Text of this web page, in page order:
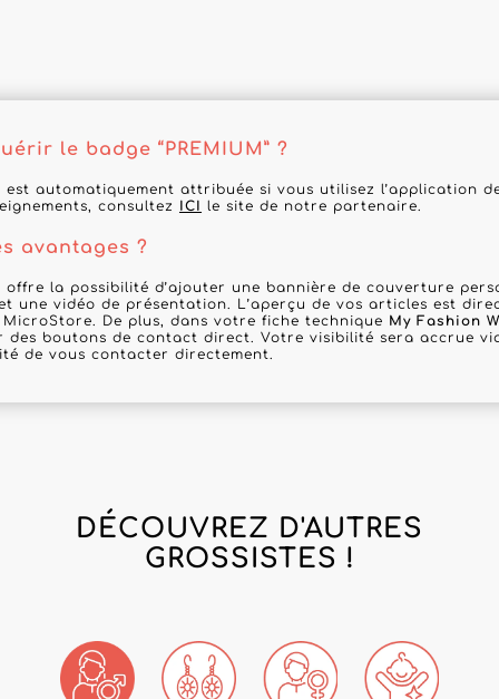
le badge “PREMIUM” ?
est automatiquement attribuée si vous utilisez l’application
consultez ICI le site de notre partenaire.
avantages ?
la possibilité d’ajouter une bannière de couverture
une vidéo de présentation. L’aperçu de vos articles est
De plus, dans votre fiche technique My Fashion
des boutons de contact direct. Votre visibilité sera accrue
de vous contacter directement.
DÉCOUVREZ D'AUTRES
GROSSISTES !